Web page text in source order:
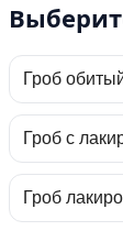
Гроб
Гроб с
Гроб